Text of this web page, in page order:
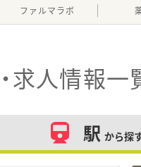
ファルマラボ
求人情報一
駅 から探